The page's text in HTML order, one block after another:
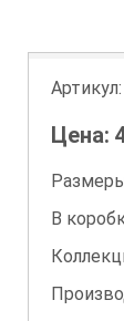
Артикул:
Цена:
В